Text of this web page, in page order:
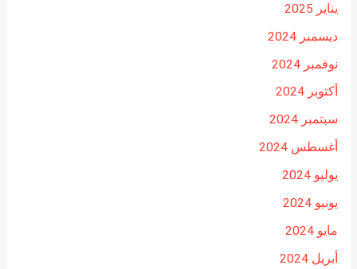
يناير 2025
ديسمبر 2024
نوفمبر 2024
أكتوبر 2024
سبتمبر 2024
أغسطس 2024
يوليو 2024
يونيو 2024
مايو 2024
أبريل 2024